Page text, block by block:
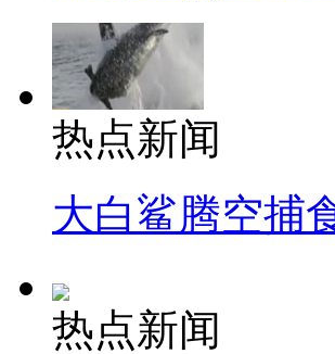
热点新闻
大白鲨腾空捕
热点新闻